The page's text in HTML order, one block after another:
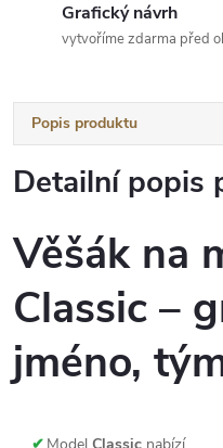
Grafický návrh
vytvoříme zdarma před
Popis produktu
Detailní popis
Věšák na
Classic –
jméno,